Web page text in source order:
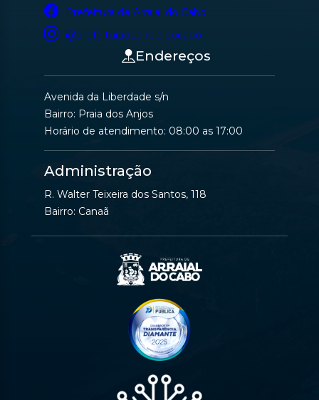
Prefeitura de Arraial do Cabo
@prefeituradearraialdocabo
Endereços
Avenida da Liberdade s/n
Bairro: Praia dos Anjos
Horário de atendimento: 08:00 as 17:00
Administração
R. Walter Teixeira dos Santos, 118
Bairro: Canaã